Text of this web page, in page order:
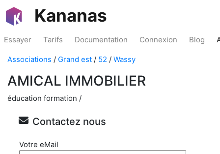
Kananas
Essayer Tarifs Documentation Connexion Blog
Associations / Grand est / 52 / Wassy
AMICAL IMMOBILIER
éducation formation /
Contactez nous
Votre eMail